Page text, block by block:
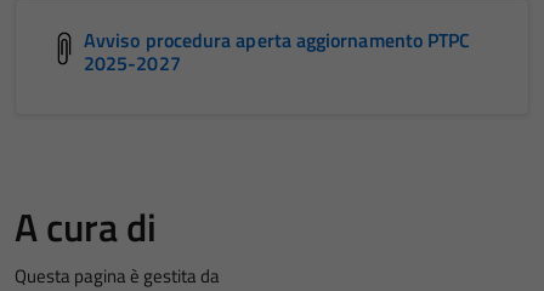
Avviso procedura aperta aggiornamento PTPC
2025-2027
A cura di
Questa pagina è gestita da